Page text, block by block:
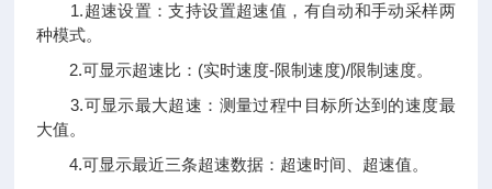
1.超速设置：支持设置超速值，有自动和手动采样两
种模式。
2.可显示超速比：(实时速度-限制速度)/限制速度。
3.可显示最大超速：测量过程中目标所达到的速度最
大值。
4.可显示最近三条超速数据：超速时间、超速值。